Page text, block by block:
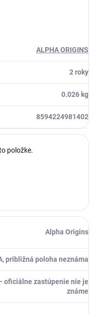
ALPHA ORIGINS
2 roky
0.026 kg
8594224981402
položke.
Alpha Origins
približná poloha neznáma
oficiálne zastúpenie nie je
známe